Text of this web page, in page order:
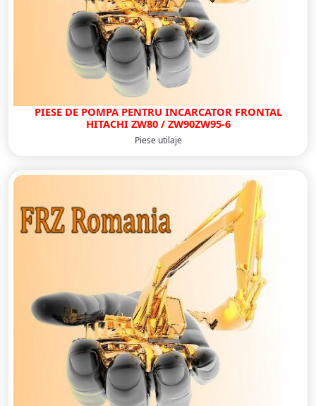
PIESE DE POMPA PENTRU INCARCATOR FRONTAL
HITACHI ZW80 / ZW90ZW95-6
Piese utilaje